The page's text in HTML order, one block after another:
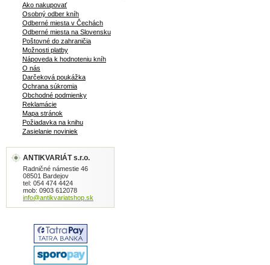
Ako nakupovať
Osobný odber kníh
Odberné miesta v Čechách
Odberné miesta na Slovensku
Poštovné do zahraničia
Možnosti platby
Nápoveda k hodnoteniu kníh
O nás
Darčeková poukážka
Ochrana súkromia
Obchodné podmienky
Reklamácie
Mapa stránok
Požiadavka na knihu
Zasielanie noviniek
ANTIKVARIÁT s.r.o.
Radničné námestie 46
08501 Bardejov
tel: 054 474 4424
mob: 0903 612078
info@antikvariatshop.sk